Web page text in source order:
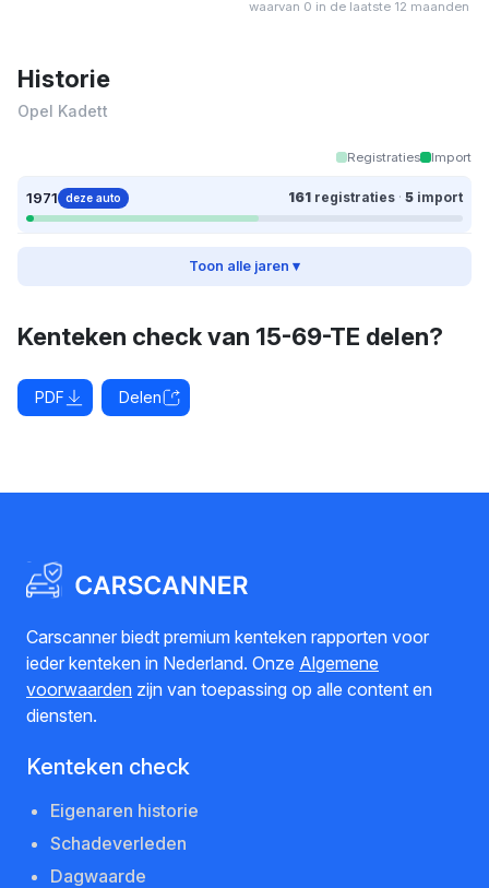
waarvan 0 in de laatste 12 maanden
Historie
Opel Kadett
Registraties Import
1971 deze auto 161 registraties · 5 import
Toon alle jaren ▾
Kenteken check van 15-69-TE delen?
PDF Delen
Carscanner biedt premium kenteken rapporten voor
ieder kenteken in Nederland. Onze Algemene
voorwaarden zijn van toepassing op alle content en
diensten.
Kenteken check
Eigenaren historie
Schadeverleden
Dagwaarde